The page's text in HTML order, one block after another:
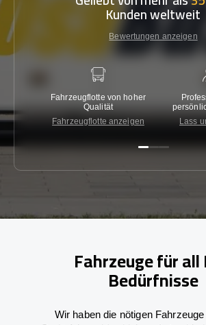
Kunden weltweit
Bewertungen anzeigen
Fahrzeugflotte von hoher
Qualität
Fahrzeugflotte anzeigen
Lass
Fahrzeuge für
Bedürfnisse
Wir haben die nötigen